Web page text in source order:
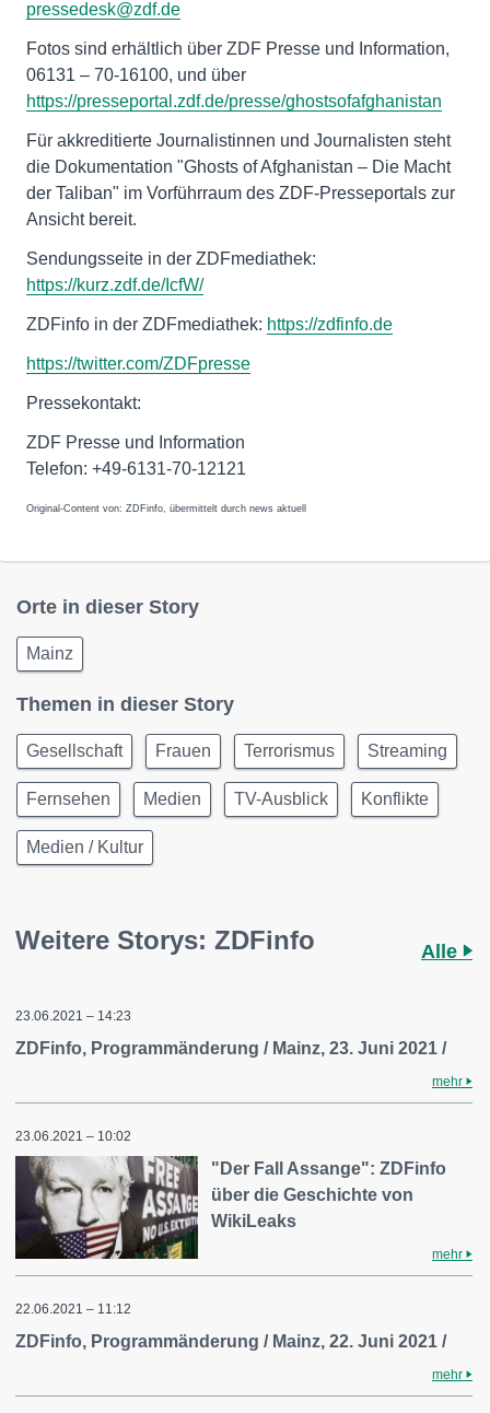
pressedesk@zdf.de
Fotos sind erhältlich über ZDF Presse und Information,
06131 – 70-16100, und über
https://presseportal.zdf.de/presse/ghostsofafghanistan
Für akkreditierte Journalistinnen und Journalisten steht
die Dokumentation "Ghosts of Afghanistan – Die Macht
der Taliban" im Vorführraum des ZDF-Presseportals zur
Ansicht bereit.
Sendungsseite in der ZDFmediathek:
https://kurz.zdf.de/IcfW/
ZDFinfo in der ZDFmediathek: https://zdfinfo.de
https://twitter.com/ZDFpresse
Pressekontakt:
ZDF Presse und Information
Telefon: +49-6131-70-12121
Original-Content von: ZDFinfo, übermittelt durch news aktuell
Orte in dieser Story
Mainz
Themen in dieser Story
Gesellschaft Frauen Terrorismus Streaming
Fernsehen Medien TV-Ausblick Konflikte
Medien / Kultur
Weitere Storys: ZDFinfo Alle
23.06.2021 – 14:23
ZDFinfo, Programmänderung / Mainz, 23. Juni 2021 /
mehr
23.06.2021 – 10:02
"Der Fall Assange": ZDFinfo
über die Geschichte von
WikiLeaks
mehr
22.06.2021 – 11:12
ZDFinfo, Programmänderung / Mainz, 22. Juni 2021 /
mehr